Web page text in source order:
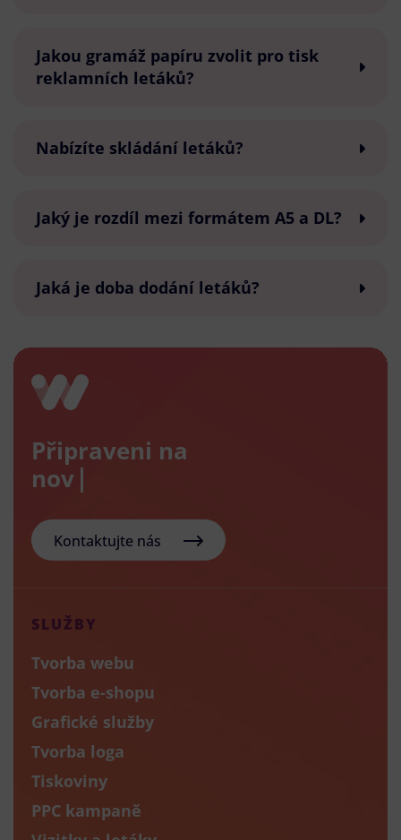
Jakou gramáž papíru zvolit pro tisk
reklamních letáků?
Nabízíte skládání letáků?
Jaký je rozdíl mezi formátem A5 a DL?
Jaká je doba dodání letáků?
Připraveni na
nový e-s
Kontaktujte nás
SLUŽBY
Tvorba webu
Tvorba e-shopu
Grafické služby
Tvorba loga
Tiskoviny
PPC kampaně